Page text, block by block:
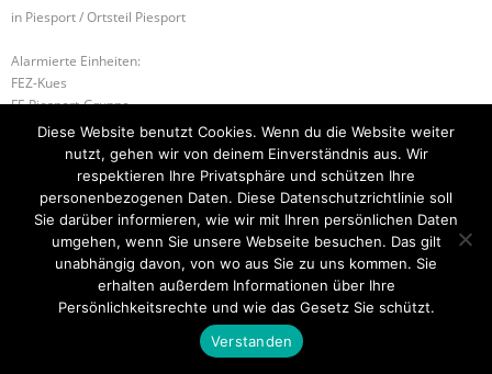
in Piesport / Ortsteil Piesport
Alarmierte Einheiten:
FEZ-Kues
FF-Piesport-Gruppe
BeKu WL
B-1 FLÄCHENBRAND – KLEIN S-1 SONDERLAGE
Startseite Einsätze Mitglied werden Über uns
Bilder
Kontakt
Theme byThink Up Themes Ltd. Powered byWordPress.
Diese Website benutzt Cookies. Wenn du die Website weiter
nutzt, gehen wir von deinem Einverständnis aus. Wir
respektieren Ihre Privatsphäre und schützen Ihre
personenbezogenen Daten. Diese Datenschutzrichtlinie soll
Sie darüber informieren, wie wir mit Ihren persönlichen Daten
umgehen, wenn Sie unsere Webseite besuchen. Das gilt
unabhängig davon, von wo aus Sie zu uns kommen. Sie
erhalten außerdem Informationen über Ihre
Persönlichkeitsrechte und wie das Gesetz Sie schützt.
Verstanden